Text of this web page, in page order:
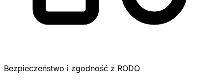
Bezpieczeństwo i zgodność z RODO